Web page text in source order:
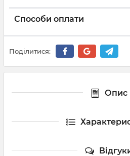
Способи оплати
Поділитися:
Опис